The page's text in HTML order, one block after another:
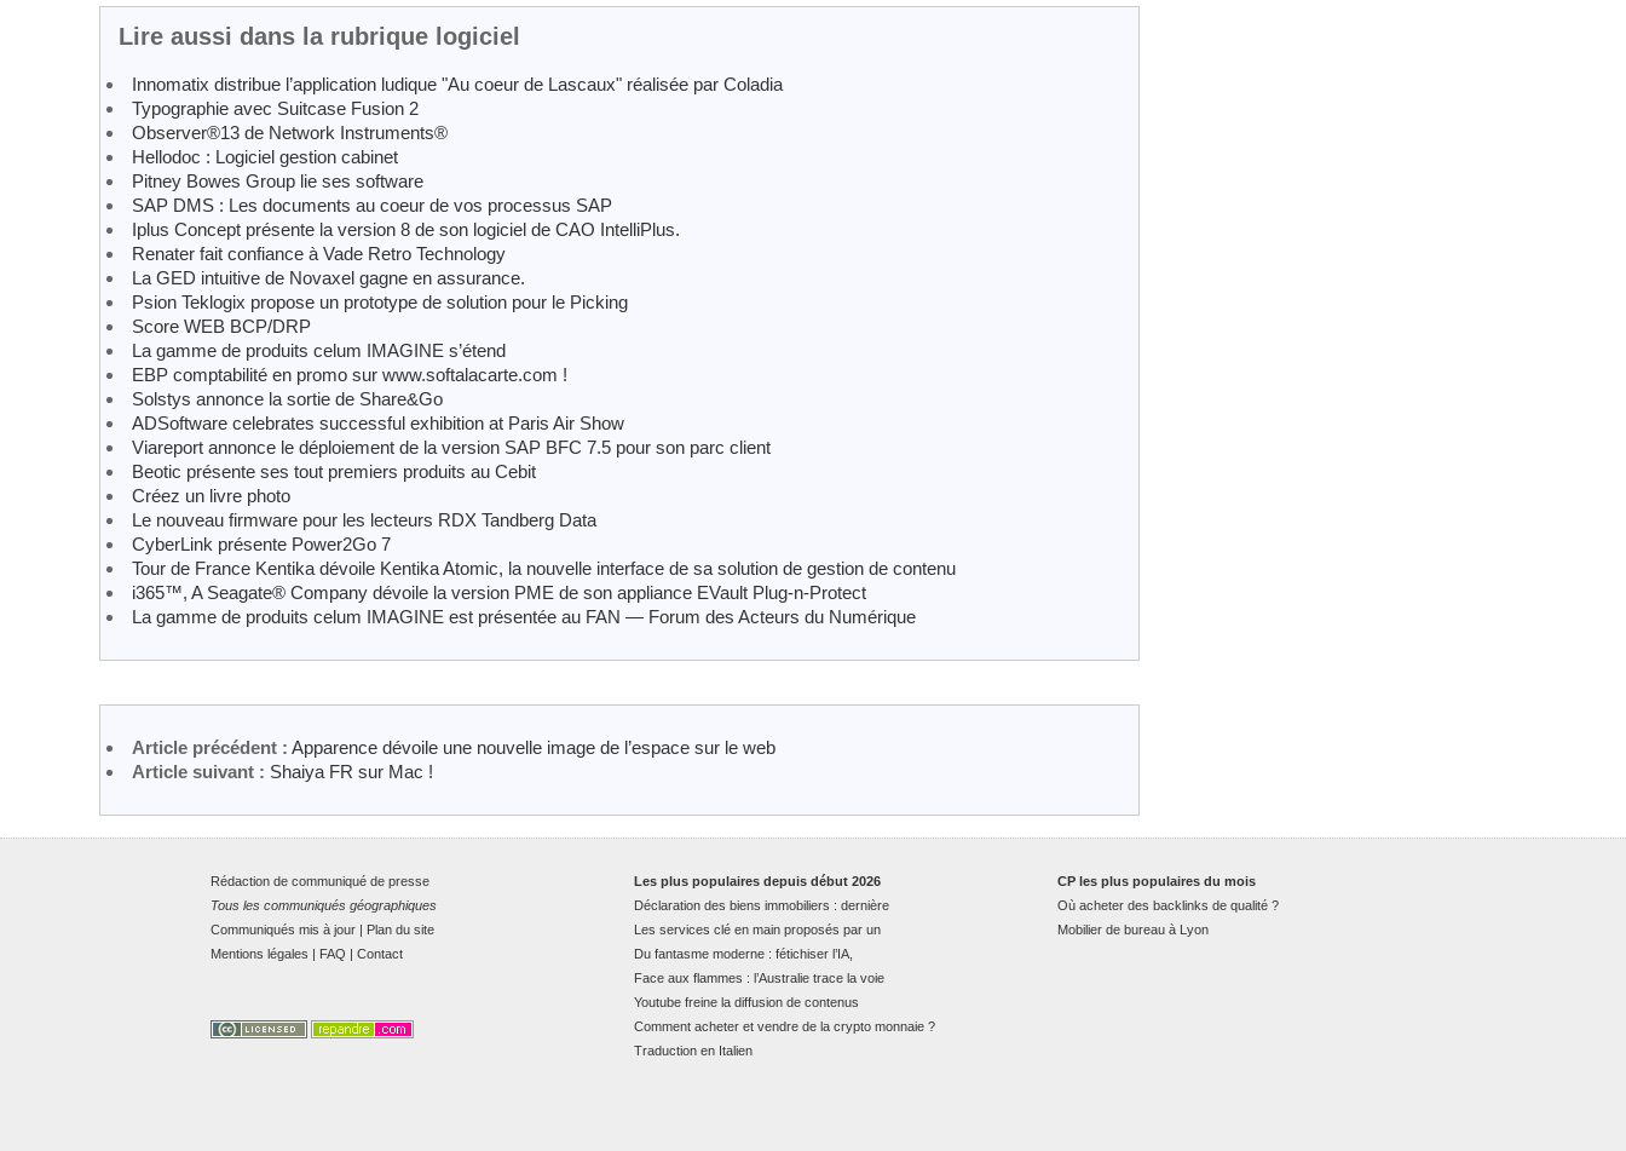
Lire aussi dans la rubrique logiciel
Innomatix distribue l’application ludique "Au coeur de Lascaux" réalisée par Coladia
Typographie avec Suitcase Fusion 2
Observer®13 de Network Instruments®
Hellodoc : Logiciel gestion cabinet
Pitney Bowes Group lie ses software
SAP DMS : Les documents au coeur de vos processus SAP
Iplus Concept présente la version 8 de son logiciel de CAO IntelliPlus.
Renater fait confiance à Vade Retro Technology
La GED intuitive de Novaxel gagne en assurance.
Psion Teklogix propose un prototype de solution pour le Picking
Score WEB BCP/DRP
La gamme de produits celum IMAGINE s’étend
EBP comptabilité en promo sur www.softalacarte.com !
Solstys annonce la sortie de Share&Go
ADSoftware celebrates successful exhibition at Paris Air Show
Viareport annonce le déploiement de la version SAP BFC 7.5 pour son parc client
Beotic présente ses tout premiers produits au Cebit
Créez un livre photo
Le nouveau firmware pour les lecteurs RDX Tandberg Data
CyberLink présente Power2Go 7
Tour de France Kentika dévoile Kentika Atomic, la nouvelle interface de sa solution de gestion de contenu
i365™, A Seagate® Company dévoile la version PME de son appliance EVault Plug-n-Protect
La gamme de produits celum IMAGINE est présentée au FAN — Forum des Acteurs du Numérique
Article précédent : Apparence dévoile une nouvelle image de l’espace sur le web
Article suivant : Shaiya FR sur Mac !
Rédaction de communiqué de presse
Tous les communiqués géographiques
Communiqués mis à jour | Plan du site
Mentions légales | FAQ | Contact
CP les plus populaires du mois
Où acheter des backlinks de qualité ?
Mobilier de bureau à Lyon
Les plus populaires depuis début 2026
Déclaration des biens immobiliers : dernière
Les services clé en main proposés par un
Du fantasme moderne : fétichiser l’IA,
Face aux flammes : l’Australie trace la voie
Youtube freine la diffusion de contenus
Comment acheter et vendre de la crypto monnaie ?
Traduction en Italien